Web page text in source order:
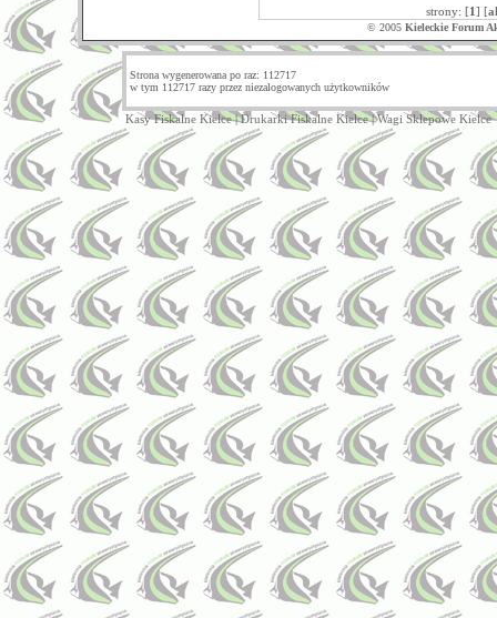
strony: [1] [
© 2005 Kieleckie Forum
Strona wygenerowana po raz: 112717
w tym 112717 razy przez niezalogowanych użytkowników
Kasy Fiskalne Kielce|Drukarki Fiskalne Kielce|Wagi Sklepowe Kielce